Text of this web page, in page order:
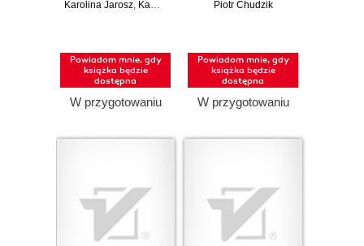
na mocnych
Karolina Jarosz, Kamila Rowińska
Powiadom mnie, gdy
książka będzie
dostępna
W przygotowaniu
Praktyczny
Dask, Polars i
PySpark
Piotr Chudzik
Powiadom mnie, gdy
książka będzie
dostępna
W przygotowaniu